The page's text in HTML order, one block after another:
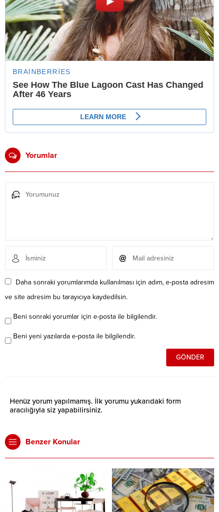
Yorumlar
Daha sonraki yorumlarımda kullanılması için adım, e-posta adresim
ve site adresim bu tarayıcıya kaydedilsin.
Beni sonraki yorumlar için e-posta ile bilgilendir.
Beni yeni yazılarda e-posta ile bilgilendir.
Henüz yorum yapılmamış. İlk yorumu yukarıdaki form
aracılığıyla siz yapabilirsiniz.
Benzer Konular